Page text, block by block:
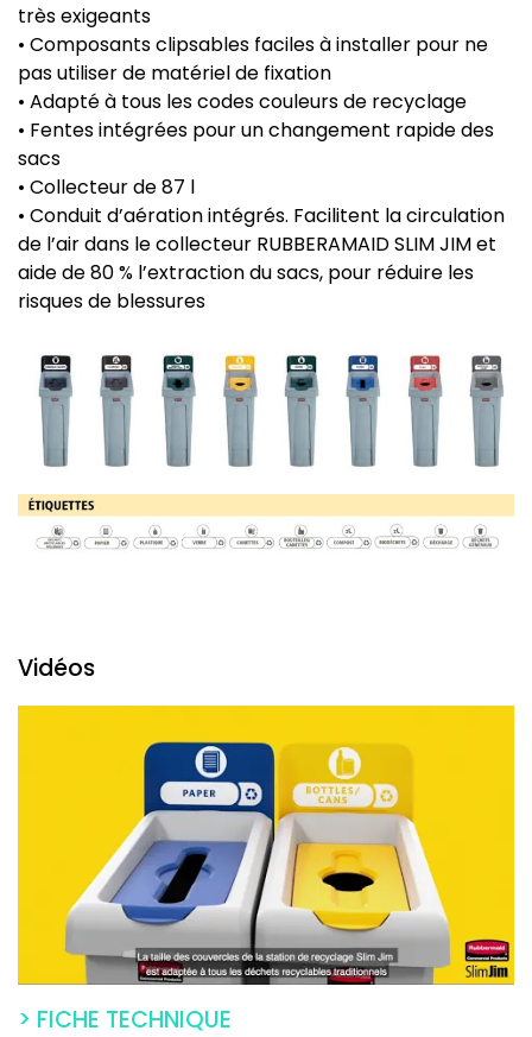
très exigeants
• Composants clipsables faciles à installer pour ne
pas utiliser de matériel de fixation
• Adapté à tous les codes couleurs de recyclage
• Fentes intégrées pour un changement rapide des
sacs
• Collecteur de 87 l
• Conduit d’aération intégrés. Facilitent la circulation
de l’air dans le collecteur RUBBERAMAID SLIM JIM et
aide de 80 % l’extraction du sacs, pour réduire les
risques de blessures
Vidéos
> FICHE TECHNIQUE